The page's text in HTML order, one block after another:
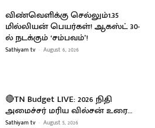
விண்வெளிக்கு செல்லும்1.35
மில்லியன் பெயர்கள்! ஆகஸ்ட் 30-
ல் நடக்கும் ‘சம்பவம்’!
Sathiyam tv - August 6, 2026
🔴TN Budget LIVE: 2026 நிதி
அமைச்சர் மரிய வில்சன் உரை…
Sathiyam tv - August 5, 2026